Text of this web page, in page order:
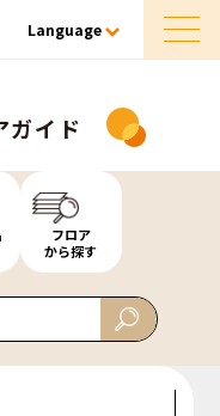
Language
ガイド
フロア
から探す